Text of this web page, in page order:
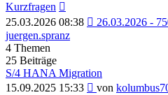
Kurzfragen
25.03.2026 08:38
Neuester
26.03.2026 -
juergen.spranz
4 Themen
25 Beiträge
S/4 HANA Migration
15.09.2025 15:33
Neuester
von